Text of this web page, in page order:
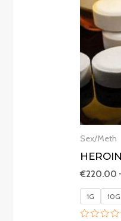
Sex/Meth
HEROIN
€220.00
1G 10G